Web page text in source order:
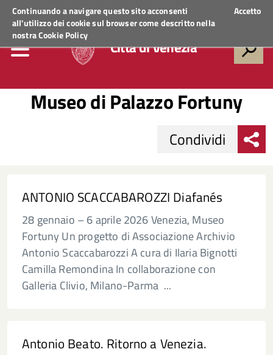
Continuando a navigare questo sito acconsenti
all'utilizzo dei cookie sul browser come descritto nella
nostraCookie Policy
Accetto
Regione VenetoACCEDI AI SERVIZI
Città di Venezia
Museo di Palazzo Fortuny
Condividi
ANTONIO SCACCABAROZZI Diafanés
28 gennaio – 6 aprile 2026 Venezia, Museo
Fortuny Un progetto di Associazione Archivio
Antonio Scaccabarozzi A cura di Ilaria Bignotti
Camilla Remondina In collaborazione con
Galleria Clivio, Milano-Parma ...
Antonio Beato. Ritorno a Venezia.